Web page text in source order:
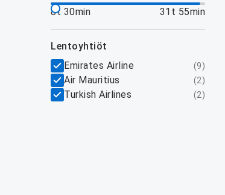
8t 30min
31t 55min
lentoyhtiöt
Emirates Airline
(9)
Air Mauritius (2)
Turkish Airlines (2)